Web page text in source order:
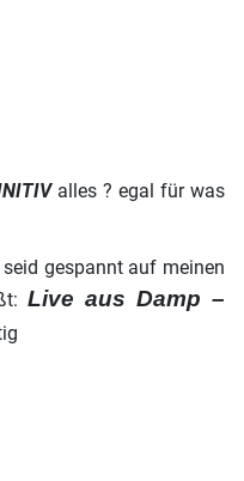
alles ? egal für was
gespannt auf meinen
Live aus Damp –